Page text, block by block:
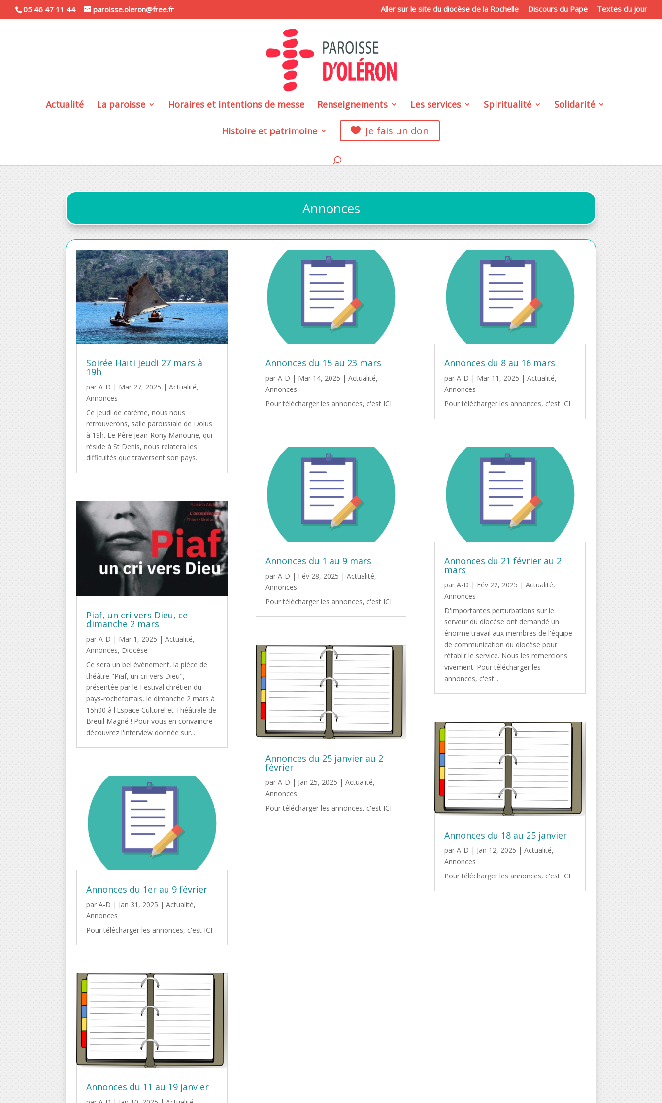
05 46 47 11 44 paroisse.oleron@free.fr Aller sur le site du diocèse de la Rochelle Discours du Pape Textes du jour
Actualité La paroisse Horaires et intentions de messe Renseignements Les services Spiritualité Solidarité
Histoire et patrimoine  Je fais un don
Annonces
Soirée Haïti jeudi 27 mars à
19h
parA-D | Mar 27, 2025 |Actualité,
Annonces
Ce jeudi de carème, nous nous
retrouverons, salle paroissiale de Dolus
à 19h. Le Père Jean-Rony Manoune, qui
réside à St Denis, nous relatera les
difficultés que traversent son pays.
Piaf, un cri vers Dieu, ce
dimanche 2 mars
parA-D | Mar 1, 2025 |Actualité,
Annonces, Diocèse
Ce sera un bel évènement, la pièce de
théâtre "Piaf, un cri vers Dieu",
présentée par le Festival chrétien du
pays-rochefortais, le dimanche 2 mars à
15h00 à l'Espace Culturel et Théâtrale de
Breuil Magné ! Pour vous en convaincre
découvrez l'interview donnée sur...
Annonces du 1er au 9 février
parA-D | Jan 31, 2025 |Actualité,
Annonces
Pour télécharger les annonces, c'est ICI
Annonces du 11 au 19 janvier
Annonces du 15 au 23 mars
par A-D | Mar 14, 2025 | Actualité,
Annonces
Pour télécharger les annonces, c'est ICI
Annonces du 1 au 9 mars
par A-D | Fév 28, 2025 | Actualité,
Annonces
Pour télécharger les annonces, c'est ICI
Annonces du 25 janvier au 2
février
par A-D | Jan 25, 2025 | Actualité,
Annonces
Pour télécharger les annonces, c'est ICI
Annonces du 8 au 16 mars
parA-D | Mar 11, 2025 |Actualité,
Annonces
Pour télécharger les annonces, c'est ICI
Annonces du 21 février au 2
mars
parA-D | Fév 22, 2025 |Actualité,
Annonces
D'importantes perturbations sur le
serveur du diocèse ont demandé un
énorme travail aux membres de l'équipe
de communication du diocèse pour
rétablir le service. Nous les remercions
vivement. Pour télécharger les
annonces, c'est...
Annonces du 18 au 25 janvier
parA-D | Jan 12, 2025 |Actualité,
Annonces
Pour télécharger les annonces, c'est ICI